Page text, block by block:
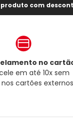
produto com
no
em até 10x sem
nos cartões